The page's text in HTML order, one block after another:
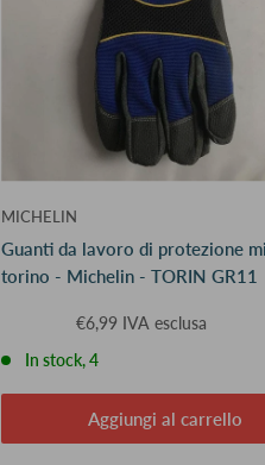
MICHELIN
Guanti da lavoro di protezione
torino - Michelin - TORIN GR11
€6,99 IVA esclusa
In stock, 4
Aggiungi al carrello